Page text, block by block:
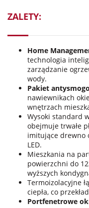
ZALETY:
Home
technologia
zarządzanie
wody.
Pakiet
nawiewnikach
wnętrzach
Wysoki standard
obejmuje trwałe
imitujące drewno
LED.
Mieszkania na
powierzchni do
wyższych
Termoizolacyjne
ciepła, co
Portfenetrowe